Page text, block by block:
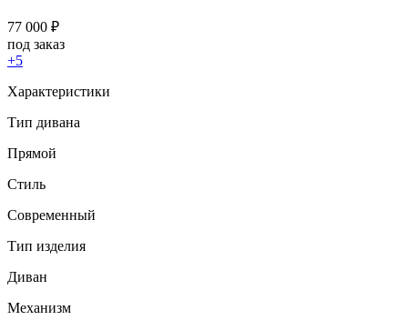
77 000 ₽
под заказ
+5
Характеристики
Тип дивана
Прямой
Стиль
Современный
Тип изделия
Диван
Механизм